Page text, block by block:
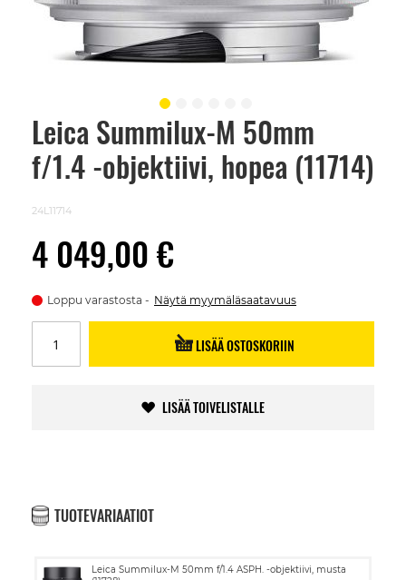
Leica Summilux-M 50mm
f/1.4 -objektiivi, hopea (11714)
24L11714
4 049,00 €
Loppu varastosta Näytä myymäläsaatavuus
LISÄÄ OSTOSKORIIN
LISÄÄ TOIVELISTALLE
TUOTEVARIAATIOT
Leica Summilux-M 50mm f/1.4 ASPH. -objektiivi, musta
Skip
beginning
images